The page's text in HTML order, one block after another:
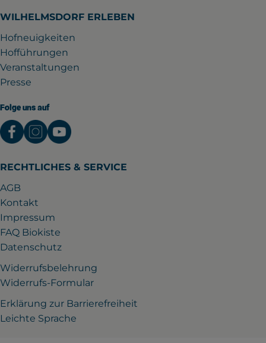
WILHELMSDORF ERLEBEN
Hofneuigkeiten
Hofführungen
Veranstaltungen
Presse
Folge uns auf
Externer Link zu https://www.facebook.com/
Externer Link zu https://
Externer Link zu https://
RECHTLICHES & SERVICE
AGB
Kontakt
Impressum
FAQ Biokiste
Datenschutz
Widerrufsbelehrung
Widerrufs-Formular
Erklärung zur Barrierefreiheit
Leichte Sprache